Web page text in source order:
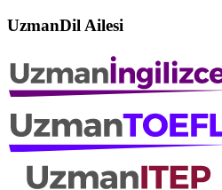
UzmanDil Ailesi